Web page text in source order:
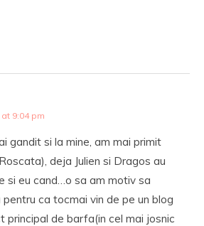
9:04 pm
gandit si la mine, am mai primit
deja Julien si Dragos au
si eu cand…o sa am motiv sa
ca tocmai vin de pe un blog
principal de barfa(in cel mai josnic